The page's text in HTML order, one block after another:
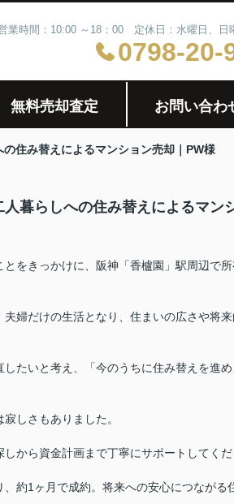
業時間：10:00 ～18：00 定休日：水曜日、日
0798-20-
無料売却査定 お問い合わ
住み替えによるマンション売却｜PW様
暮らしへの住み替えによるマン
をきっかけに、阪神「香櫨園」駅周辺で
婦だけの生活となり、住まいの広さや将
たいと考え、「今のうちに住み替えを進
しさもありました。
から資金計画まで丁寧にサポートしてくだ
約1ヶ月で成約。将来への安心につながる